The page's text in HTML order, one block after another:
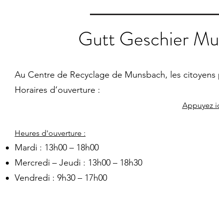
Gutt Geschier
Au Centre de Recyclage de Munsbach, les
Horaires d’ouverture :​
Appuyez
Heures d'ouverture :
Mardi : 13h00 – 18h00
Mercredi – Jeudi : 13h00 – 18h30
Vendredi : 9h30 – 17h00